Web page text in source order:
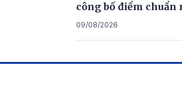
công bố điểm chuẩn
09/08/2026